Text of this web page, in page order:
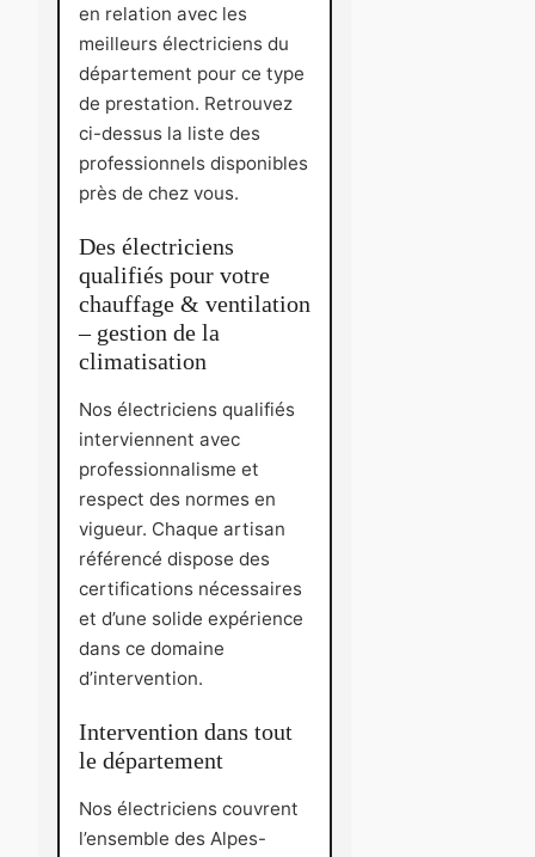
en relation avec les
meilleurs électriciens du
département pour ce type
de prestation. Retrouvez
ci-dessus la liste des
professionnels disponibles
près de chez vous.
Des électriciens
qualifiés pour votre
chauffage & ventilation
– gestion de la
climatisation
Nos électriciens qualifiés
interviennent avec
professionnalisme et
respect des normes en
vigueur. Chaque artisan
référencé dispose des
certifications nécessaires
et d’une solide expérience
dans ce domaine
d’intervention.
Intervention dans tout
le département
Nos électriciens couvrent
l’ensemble des Alpes-